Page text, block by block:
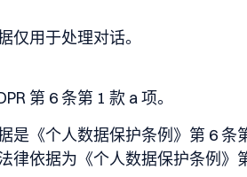
用于处理对话。
第 6 条第 1 款 a 项。
《个人数据保护条例》第 6 条
依据为《个人数据保护条例》